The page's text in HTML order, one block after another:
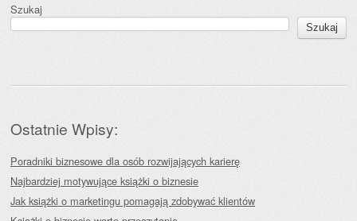
Szukaj
Szukaj
Ostatnie Wpisy:
Poradniki biznesowe dla osób rozwijających karierę
Najbardziej motywujące książki o biznesie
Jak książki o marketingu pomagają zdobywać klientów